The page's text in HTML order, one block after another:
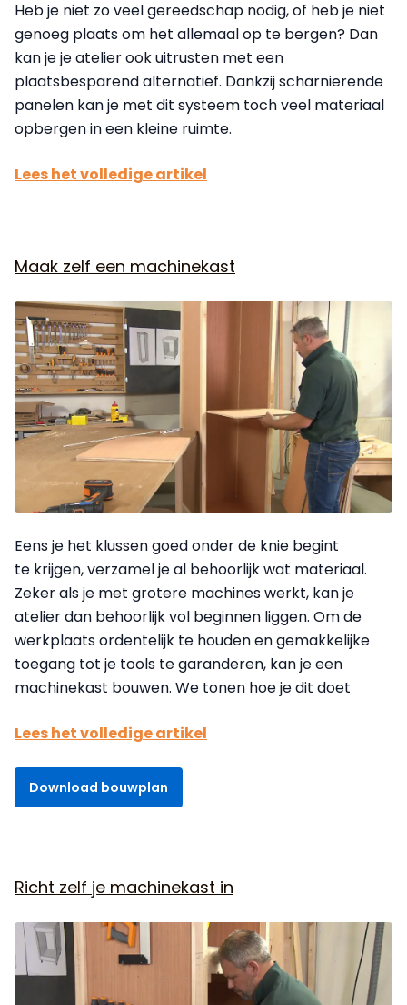
Heb je niet zo veel gereedschap nodig, of heb je niet
genoeg plaats om het allemaal op te bergen? Dan
kan je je atelier ook uitrusten met een
plaatsbesparend alternatief. Dankzij scharnierende
panelen kan je met dit systeem toch veel materiaal
opbergen in een kleine ruimte.
Lees het volledige artikel
Maak zelf een machinekast
Eens je het klussen goed onder de knie begint
te krijgen, verzamel je al behoorlijk wat materiaal.
Zeker als je met grotere machines werkt, kan je
atelier dan behoorlijk vol beginnen liggen. Om de
werkplaats ordentelijk te houden en gemakkelijke
toegang tot je tools te garanderen, kan je een
machinekast bouwen. We tonen hoe je dit doet
Lees het volledige artikel
Download bouwplan
Richt zelf je machinekast in